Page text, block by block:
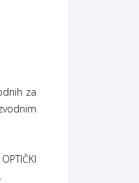
za